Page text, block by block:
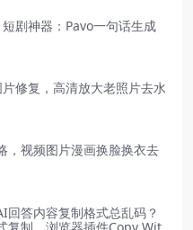
剧神器：Pavo一句话生成
修复，高清放大老照片去水
，视频图片漫画换脸换衣去
回答内容复制格式总乱码？
复制，浏览器插件Copy Wit